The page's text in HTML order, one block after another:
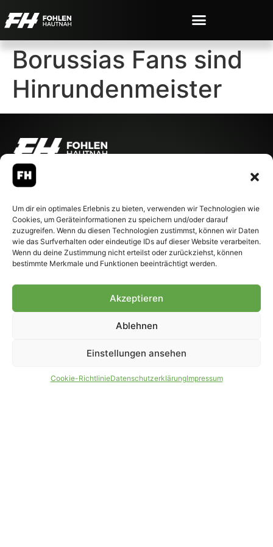
Um dir ein optimales Erlebnis zu bieten, verwenden wir Technologien wie
Cookies, um Geräteinformationen zu speichern und/oder darauf
zuzugreifen. Wenn du diesen Technologien zustimmst, können wir Daten
wie das Surfverhalten oder eindeutige IDs auf dieser Website verarbeiten.
Wenn du deine Zustimmung nicht erteilst oder zurückziehst, können
bestimmte Merkmale und Funktionen beeinträchtigt werden.
Akzeptieren
Ablehnen
Einstellungen ansehen
Cookie-RichtlinieDatenschutzerklärungImpressum
Borussias Fans sind
Hinrundenmeister
© 2007-2026 Fohlen-Hautnah.de
– Alle rechte vorbehalten.
offiziell eingetragenes Magazin
bei der Deutschen
Nationalbibliothek (ISSN 1868-
8233). Nachdruck und
Weiterverarbeitung, auch
auszugsweise, nur mit
PARTNER WERDEN
AGB